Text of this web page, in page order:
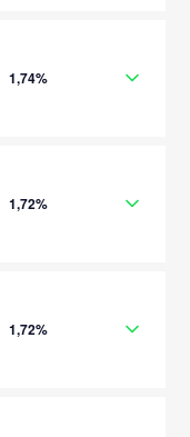
1,74%
1,72%
1,72%